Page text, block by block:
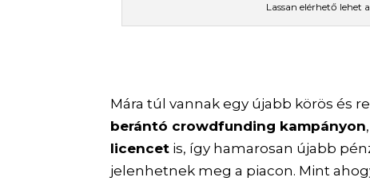
Lassan elérhető lehet
Mára túl vannak egy újabb körös és
berántó crowdfunding kampányon
licencet is, így hamarosan újabb
jelenhetnek meg a piacon. Mint